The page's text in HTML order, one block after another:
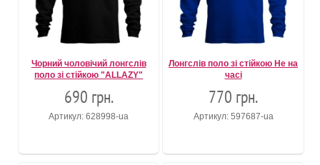
Чорний чоловічий лонгслів
поло зі стійкою "ALLAZY"
690 грн.
Артикул: 628998-ua
Лонгслів поло зі стійкою Не на
часі
770 грн.
Артикул: 597687-ua